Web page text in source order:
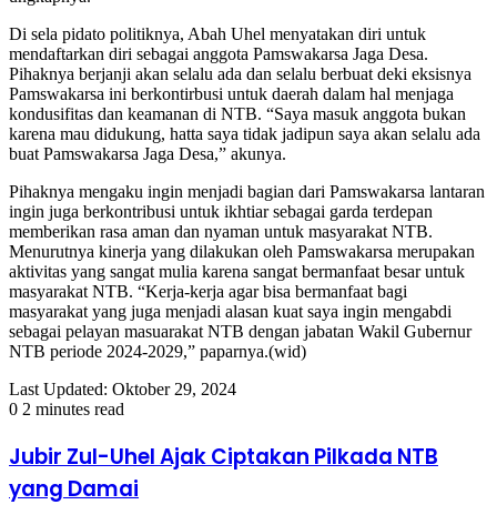
Di sela pidato politiknya, Abah Uhel menyatakan diri untuk
mendaftarkan diri sebagai anggota Pamswakarsa Jaga Desa.
Pihaknya berjanji akan selalu ada dan selalu berbuat deki eksisnya
Pamswakarsa ini berkontirbusi untuk daerah dalam hal menjaga
kondusifitas dan keamanan di NTB. “Saya masuk anggota bukan
karena mau didukung, hatta saya tidak jadipun saya akan selalu ada
buat Pamswakarsa Jaga Desa,” akunya.
Pihaknya mengaku ingin menjadi bagian dari Pamswakarsa lantaran
ingin juga berkontribusi untuk ikhtiar sebagai garda terdepan
memberikan rasa aman dan nyaman untuk masyarakat NTB.
Menurutnya kinerja yang dilakukan oleh Pamswakarsa merupakan
aktivitas yang sangat mulia karena sangat bermanfaat besar untuk
masyarakat NTB. “Kerja-kerja agar bisa bermanfaat bagi
masyarakat yang juga menjadi alasan kuat saya ingin mengabdi
sebagai pelayan masuarakat NTB dengan jabatan Wakil Gubernur
NTB periode 2024-2029,” paparnya.(wid)
Last Updated: Oktober 29, 2024
0 2 minutes read
Jubir Zul-Uhel Ajak Ciptakan Pilkada NTB
yang Damai